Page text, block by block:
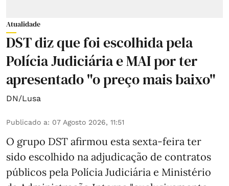
Atualidade
DST diz que foi escolhida pela
Polícia Judiciária e MAI por ter
apresentado "o preço mais baixo"
DN/Lusa
Publicado a: 07 Agosto 2026, 11:51
O grupo DST afirmou esta sexta-feira ter
sido escolhido na adjudicação de contratos
públicos pela Polícia Judiciária e Ministério